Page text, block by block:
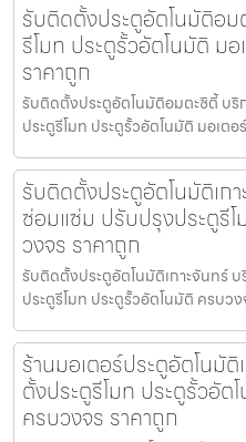
รับติดตั้งประตูอัตโนมัติอ
รีโมท ประตูรั้วอัตโนมัติ ม
ราคาถูก
รับติดตั้งประตูอัตโนมัติอมตะซิตี้ บริ
ประตูรีโมท ประตูรั้วอัตโนมัติ มอเตอ
รับติดตั้งประตูอัตโนมัติเก
ซ่อมแซ่ม ปรับปรุงประตูรี
วงจร ราคาถูก
รับติดตั้งประตูอัตโนมัติเกาะจันทร์
ประตูรีโมท ประตูรั้วอัตโนมัติ ครบว
ร้านมอเตอร์ประตูอัตโน
ตั้งประตูรีโมท ประตูรั้วอัต
ครบวงจร ราคาถูก